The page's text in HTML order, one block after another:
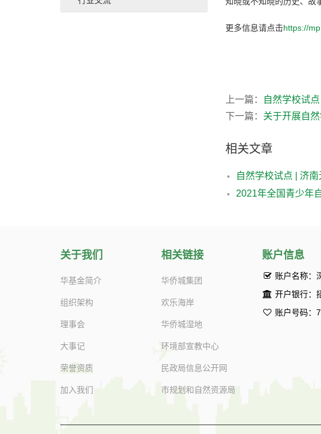
更多信息请点击https://
上一篇：
自然学校试
下一篇： 关于开展自
相关文章
2021年全国青少年
关于我们
华基金简介
组织架构
理事会
大事记
荣誉资质
加入我们
相关链接
华侨城集团
欢乐海岸
华侨城湿地
环境部宣教中心
民政局信息公开网
市规划和自然资源局
账户信息
账户名称：
开户银行：
账户号码：